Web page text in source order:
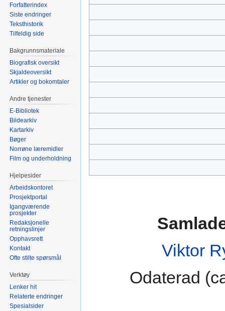
Viktor
Odaterad
Forfatterindex
Siste endringer
Teksthistorik
Tilfeldig side
Bakgrunnsmateriale
Biografisk oversikt
Skjaldeoversikt
Artikler og bokomtaler
Andre tjenester
E-Bibliotek
Bildearkiv
Kartarkiv
Bøger
Norrøne læremidler
Film og underholdning
Hjelpesider
Arbeidskontoret
Prosjektportal
Igangværende
prosjekter
Redaksjonelle
retningslinjer
Opphavsrett
Kontakt
Ofte stilte spørsmål
Verktøy
Lenker hit
Relaterte endringer
Spesialsider